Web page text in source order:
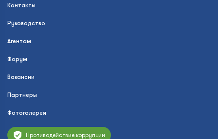
Контакты
Руководство
Агентам
Форум
Вакансии
Партнеры
Фотогалерея
Противодействие коррупции